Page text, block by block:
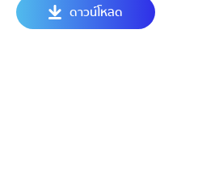
ดาวน์โหลด